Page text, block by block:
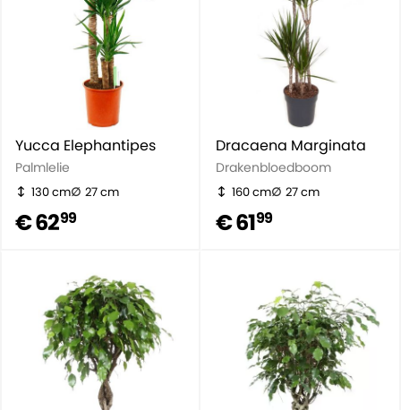
Yucca Elephantipes
Palmlelie
130 cm 27 cm
€ 6299
Dracaena Marginata
Drakenbloedboom
160 cm 27 cm
€ 6199